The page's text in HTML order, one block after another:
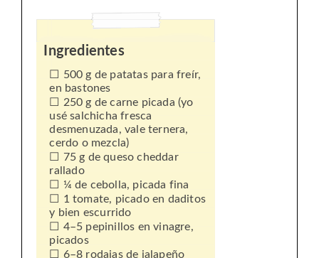
Ingredientes
500 g de patatas para freír,
en bastones
250 g de carne picada (yo
usé salchicha fresca
desmenuzada, vale ternera,
cerdo o mezcla)
75 g de queso cheddar
rallado
¼ de cebolla, picada fina
1 tomate, picado en daditos
y bien escurrido
4–5 pepinillos en vinagre,
picados
6–8 rodajas de jalapeño